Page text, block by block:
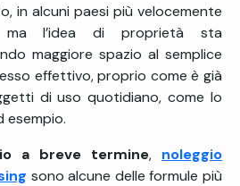
in alcuni paesi più velocemente
l’idea di proprietà sta
maggiore spazio al semplice
effettivo, proprio come è già
di uso quotidiano, come lo
esempio.
a breve termine, noleggio
sono alcune delle formule più